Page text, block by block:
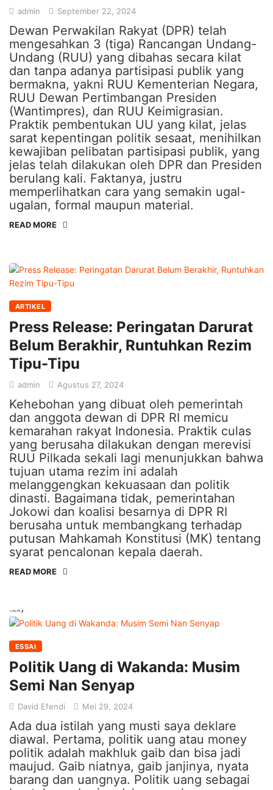
admin September 22, 2024
Dewan Perwakilan Rakyat (DPR) telah
mengesahkan 3 (tiga) Rancangan Undang-
Undang (RUU) yang dibahas secara kilat
dan tanpa adanya partisipasi publik yang
bermakna, yakni RUU Kementerian Negara,
RUU Dewan Pertimbangan Presiden
(Wantimpres), dan RUU Keimigrasian.
Praktik pembentukan UU yang kilat, jelas
sarat kepentingan politik sesaat, menihilkan
kewajiban pelibatan partisipasi publik, yang
jelas telah dilakukan oleh DPR dan Presiden
berulang kali. Faktanya, justru
memperlihatkan cara yang semakin ugal-
ugalan, formal maupun material.
READ MORE
ARTIKEL
Press Release: Peringatan Darurat
Belum Berakhir, Runtuhkan Rezim
Tipu-Tipu
admin Agustus 27, 2024
Kehebohan yang dibuat oleh pemerintah
dan anggota dewan di DPR RI memicu
kemarahan rakyat Indonesia. Praktik culas
yang berusaha dilakukan dengan merevisi
RUU Pilkada sekali lagi menunjukkan bahwa
tujuan utama rezim ini adalah
melanggengkan kekuasaan dan politik
dinasti. Bagaimana tidak, pemerintahan
Jokowi dan koalisi besarnya di DPR RI
berusaha untuk membangkang terhadap
putusan Mahkamah Konstitusi (MK) tentang
syarat pencalonan kepala daerah.
READ MORE
Sticky
ESSAI
Politik Uang di Wakanda: Musim
Semi Nan Senyap
David Efendi Mei 29, 2024
Ada dua istilah yang musti saya deklare
diawal. Pertama, politik uang atau money
politik adalah makhluk gaib dan bisa jadi
maujud. Gaib niatnya, gaib janjinya, nyata
barang dan uangnya. Politik uang sebagai